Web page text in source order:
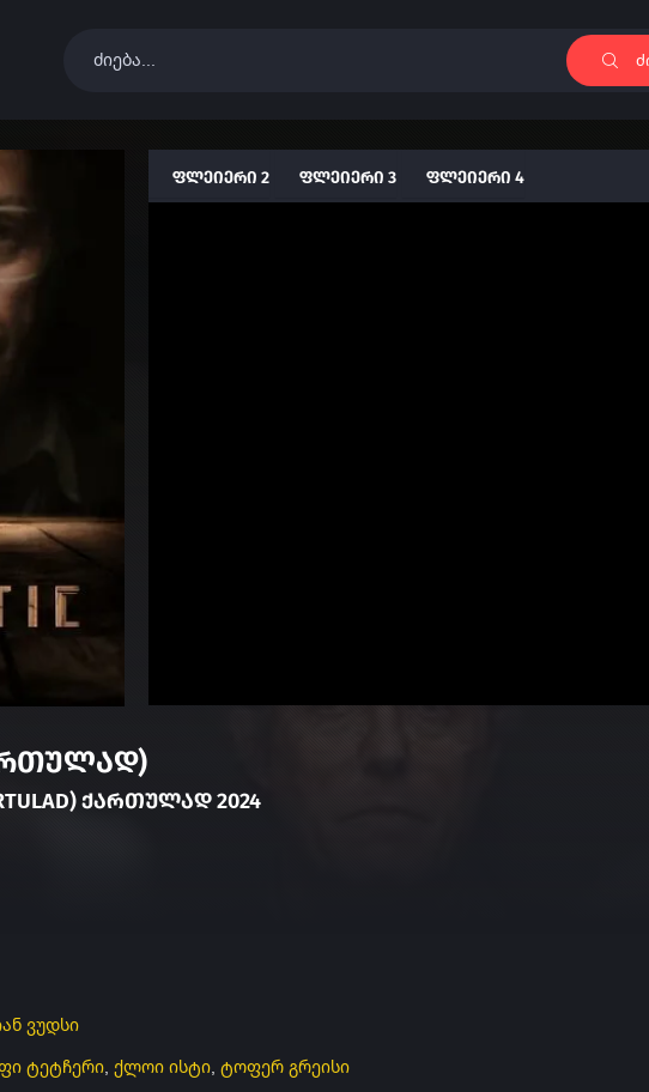
ფლეიერი 2 ფლეიერი 3 ფლეიერი 4
ᲥᲐᲠᲗᲣᲚᲐᲓ 2024
ვუდსი
ტეტჩერი, ქლოი ისტი, ტოფერ გრეისი